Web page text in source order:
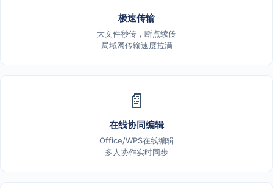
极速传输
大文件秒传，断点续传
局域网传输速度拉满
📄
在线协同编辑
Office/WPS在线编辑
多人协作实时同步